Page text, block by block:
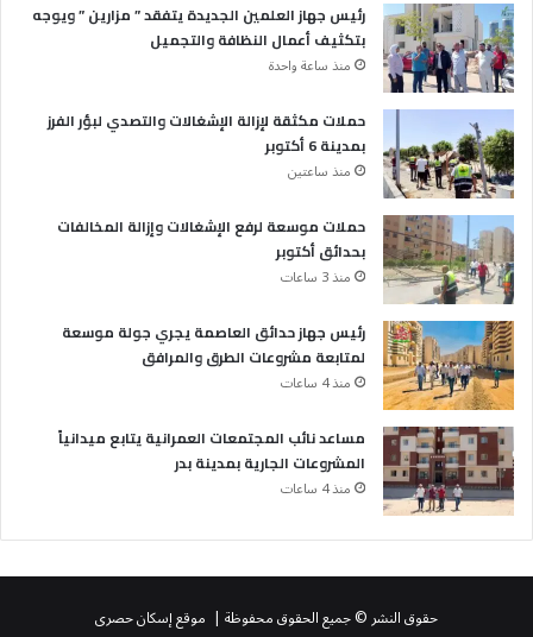
رئيس جهاز العلمين الجديدة يتفقد ” مزارين ” ويوجه
بتكثيف أعمال النظافة والتجميل
منذ ساعة واحدة
حملات مكثقة لإزالة الإشغالات والتصدي لبؤر الفرز
بمدينة 6 أكتوبر
منذ ساعتين
حملات موسعة لرفع الإشغالات وإزالة المخالفات
بحدائق أكتوبر
منذ 3 ساعات
رئيس جهاز حدائق العاصمة يجري جولة موسعة
لمتابعة مشروعات الطرق والمرافق
منذ 4 ساعات
مساعد نائب المجتمعات العمرانية يتابع ميدانياً
المشروعات الجارية بمدينة بدر
منذ 4 ساعات
حقوق النشر © جميع الحقوق محفوظة | موقع إسكان حصرى